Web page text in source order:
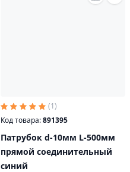
(1)
Код товара:891395
Патрубок d-10мм L-500мм
прямой соединительный
синий